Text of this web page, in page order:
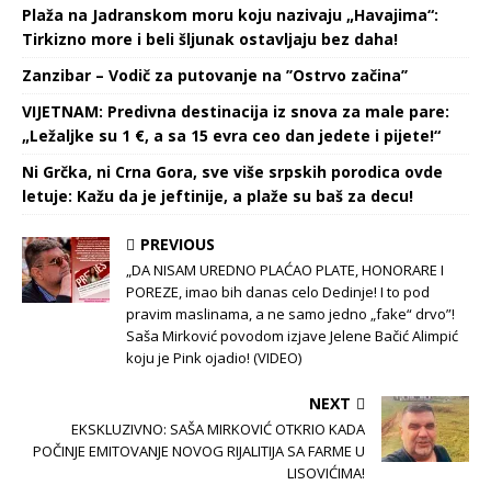
Plaža na Jadranskom moru koju nazivaju „Havajima“:
Tirkizno more i beli šljunak ostavljaju bez daha!
Zanzibar – Vodič za putovanje na ’’Ostrvo začina’’
VIJETNAM: Predivna destinacija iz snova za male pare:
„Ležaljke su 1 €, a sa 15 evra ceo dan jedete i pijete!“
Ni Grčka, ni Crna Gora, sve više srpskih porodica ovde
letuje: Kažu da je jeftinije, a plaže su baš za decu!
PREVIOUS
„DA NISAM UREDNO PLAĆAO PLATE, HONORARE I
POREZE, imao bih danas celo Dedinje! I to pod
pravim maslinama, a ne samo jedno „fake“ drvo”!
Saša Mirković povodom izjave Jelene Bačić Alimpić
koju je Pink ojadio! (VIDEO)
NEXT
EKSKLUZIVNO: SAŠA MIRKOVIĆ OTKRIO KADA
POČINJE EMITOVANJE NOVOG RIJALITIJA SA FARME U
LISOVIĆIMA!